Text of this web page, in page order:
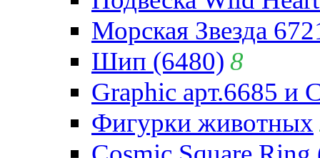
Морская Звезда
Шип (6480) 8
Graphic арт.6685 и
Фигурки животных